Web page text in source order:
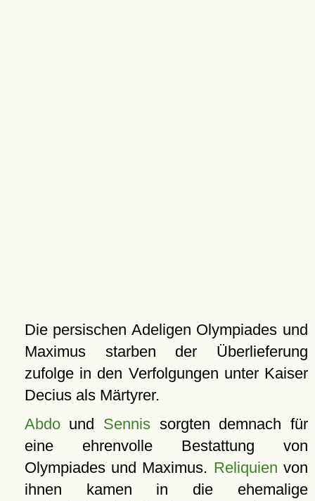
Die persischen Adeligen Olympiades und
Maximus starben der Überlieferung
zufolge in den Verfolgungen unter Kaiser
Decius als Märtyrer.
Abdound Sennis sorgten demnach für
eine ehrenvolle Bestattung von
Olympiades und Maximus. Reliquien von
ihnen kamen in die ehemalige